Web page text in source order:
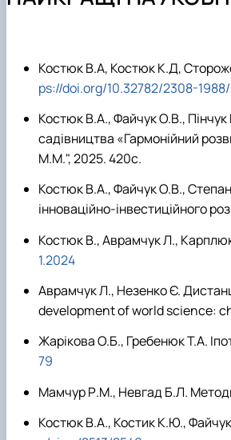
Навчально-наукова
Офіційні документи
Положення про кафедру
Вимоги до оформлення
Скринька довіри
Костюк В.А, Костюк К.Д,
ps://doi.org/10.32782/2308-
Костюк В.А., Файчук О.В.,
садівництва «Гармонійний
М.М.", 2025. 420с.
Костюк В.А., Файчук О.В.,
інноваційно-інвестиційного
Костюк В., Аврамчук Л., Карплюк
1.2024
Аврамчук Л., Незенко Є.
development of world science:
Жарікова О.Б., Гребенюк Т.А.
79
Мамчур Р.М., Невгад Б.Л.
Костюк В.А., Костик К.Ю.,